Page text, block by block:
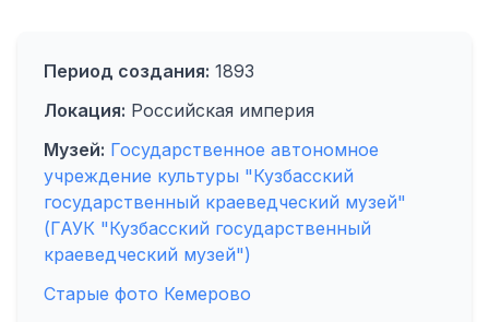
Период создания: 1893
Локация: Российская империя
Музей: Государственное автономное
учреждение культуры "Кузбасский
государственный краеведческий музей"
(ГАУК "Кузбасский государственный
краеведческий музей")
Старые фото Кемерово